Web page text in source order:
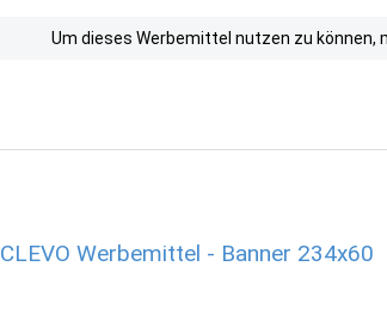
Um dieses Werbemittel nutzen zu können,
CLEVO Werbemittel - Banner 234x60